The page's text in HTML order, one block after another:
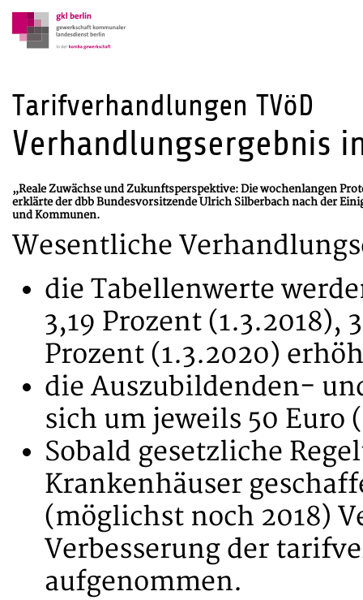
Tarifverhandlungen TVöD
Verhandlungsergebnis
„Reale Zuwächse und Zukunftsperspektive: Die wochenlangen
erklärte der dbb Bundesvorsitzende Ulrich Silberbach nach der
und Kommunen.
Wesentliche
die Tabellenwerte
3,19 Prozent (1.3.2018),
Prozent (1.3.2020)
die Auszubildenden-
sich um jeweils 50 Euro
Sobald gesetzliche
Krankenhäuser
(möglichst noch 2018)
Verbesserung der
aufgenommen.